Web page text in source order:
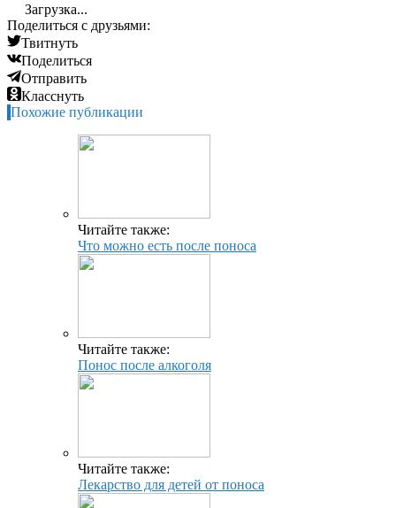
Загрузка...
Поделиться с друзьями:
Твитнуть
Поделиться
Отправить
Класснуть
Похожие публикации
Читайте также:
Что можно есть после поноса
Читайте также:
Понос после алкоголя
Читайте также:
Лекарство для детей от поноса